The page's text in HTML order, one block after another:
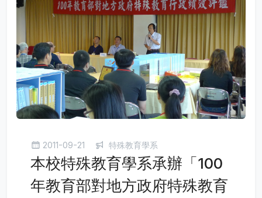
2011-09-21 特殊教育學系
本校特殊教育學系承辦「100
年教育部對地方政府特殊教育